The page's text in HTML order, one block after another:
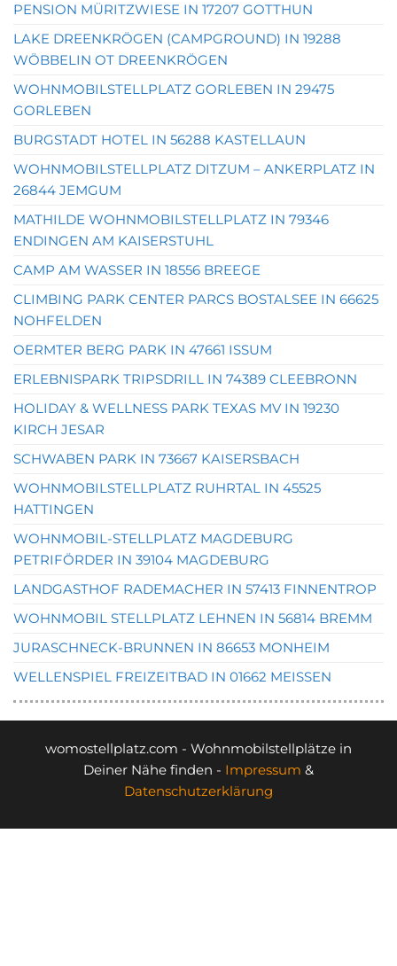
PENSION MÜRITZWIESE IN 17207 GOTTHUN
LAKE DREENKRÖGEN (CAMPGROUND) IN 19288
WÖBBELIN OT DREENKRÖGEN
WOHNMOBILSTELLPLATZ GORLEBEN IN 29475
GORLEBEN
BURGSTADT HOTEL IN 56288 KASTELLAUN
WOHNMOBILSTELLPLATZ DITZUM – ANKERPLATZ IN
26844 JEMGUM
MATHILDE WOHNMOBILSTELLPLATZ IN 79346
ENDINGEN AM KAISERSTUHL
CAMP AM WASSER IN 18556 BREEGE
CLIMBING PARK CENTER PARCS BOSTALSEE IN 66625
NOHFELDEN
OERMTER BERG PARK IN 47661 ISSUM
ERLEBNISPARK TRIPSDRILL IN 74389 CLEEBRONN
HOLIDAY & WELLNESS PARK TEXAS MV IN 19230
KIRCH JESAR
SCHWABEN PARK IN 73667 KAISERSBACH
WOHNMOBILSTELLPLATZ RUHRTAL IN 45525
HATTINGEN
WOHNMOBIL-STELLPLATZ MAGDEBURG
PETRIFÖRDER IN 39104 MAGDEBURG
LANDGASTHOF RADEMACHER IN 57413 FINNENTROP
WOHNMOBIL STELLPLATZ LEHNEN IN 56814 BREMM
JURASCHNECK-BRUNNEN IN 86653 MONHEIM
WELLENSPIEL FREIZEITBAD IN 01662 MEISSEN
womostellplatz.com - Wohnmobilstellplätze in
Deiner Nähe finden - Impressum &
Datenschutzerklärung